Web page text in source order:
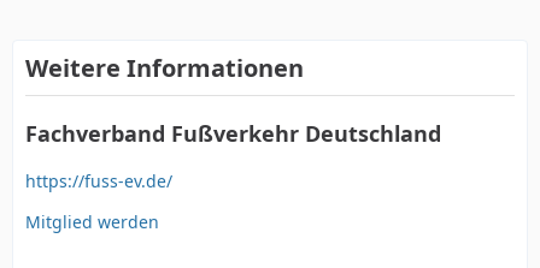
Weitere Informationen
Fachverband Fußverkehr Deutschland
https://fuss-ev.de/
Mitglied werden